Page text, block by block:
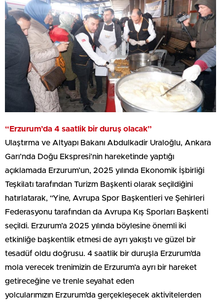
“Erzurum’da 4 saatlik bir duruş olacak”
Ulaştırma ve Altyapı Bakanı Abdulkadir Uraloğlu, Ankara
Garı’nda Doğu Ekspresi’nin hareketinde yaptığı
açıklamada Erzurum’un, 2025 yılında Ekonomik İşbirliği
Teşkilatı tarafından Turizm Başkenti olarak seçildiğini
hatırlatarak, “Yine, Avrupa Spor Başkentleri ve Şehirleri
Federasyonu tarafından da Avrupa Kış Sporları Başkenti
seçildi. Erzurum’a 2025 yılında böylesine önemli iki
etkinliğe başkentlik etmesi de ayrı yakıştı ve güzel bir
tesadüf oldu doğrusu. 4 saatlik bir duruşla Erzurum’da
mola verecek trenimizin de Erzurum’a ayrı bir hareket
getireceğine ve trenle seyahat eden
yolcularımızın Erzurum’da gerçekleşecek aktivitelerden